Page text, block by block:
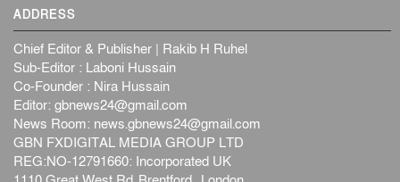
ADDRESS
Chief Editor & Publisher | Rakib H Ruhel
Sub-Editor : Laboni Hussain
Co-Founder : Nira Hussain
Editor: gbnews24@gmail.com
News Room: news.gbnews24@gmail.com
GBN FXDIGITAL MEDIA GROUP LTD
REG:NO-12791660: Incorporated UK